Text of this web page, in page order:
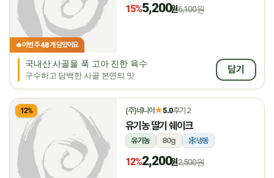
🔥이번 주48개 담았어요
15%5,200원6,100원
국내산 사골을 푹 고아 진한 육수
구수하고 담백한 사골 본연의 맛
담기
12% (주)네니아★5.0후기 2
유기농 딸기 쉐이크
유기농 80g 냉동
12%2,200원2,500원